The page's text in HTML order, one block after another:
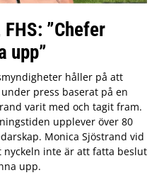
”Chefer
upp”
håller på att
press baserat på en
varit med och tagit fram.
upplever över 80
Monica Sjöstrand vid
nyckeln inte är att fatta beslut
upp.